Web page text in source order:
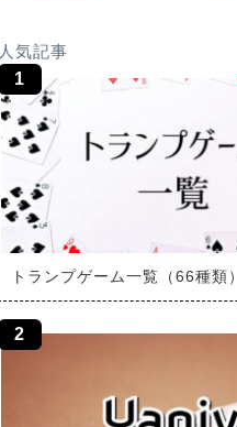
人気記事
トランプゲーム一覧（66種類）